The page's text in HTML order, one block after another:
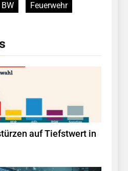
BW Feuerwehr
auf Tiefstwert in